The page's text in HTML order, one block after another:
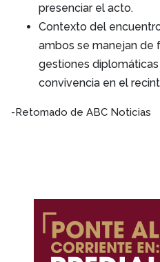
presenciar el acto.
Contexto del
ambos se manejan de
gestiones
convivencia en el
-Retomado de ABC Noticias